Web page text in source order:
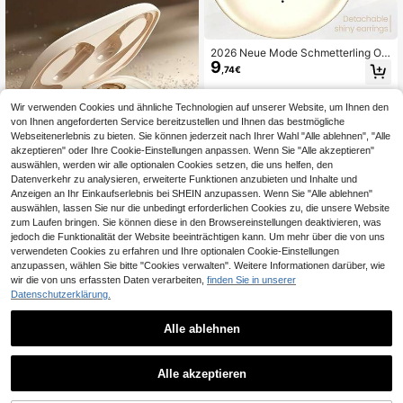
Global-FIEND DA
True Wireless Clip-On Schlaf-Ohrh
örer mit intelligenten Ohrstöpseln -
HIFI Dolby Bass Bluetooth 6.0 Ohr-
Clip Kopfhörer, hochauflösende Ste
reo-Anrufe, kompatibel mit Android,
Ohr-Clip Sport-Ohrhörer
8,93€
2026 Neue Mode Schmetterling Oh
rclip Bluetooth 6.0 Kopfhörer, Dame
n Open-Ear kabellose Nicht-In-Ear
Clip Kopfhörer, Mode Luxus elektro
plattiert HiFi Schwerer Bass, kompa
tibel mit iPhone und Android, geeign
et als Geschenk
9 ,74€
Wir verwenden Cookies und ähnliche Technologien auf unserer Website, um Ihnen den
von Ihnen angeforderten Service bereitzustellen und Ihnen das bestmögliche
Webseitenerlebnis zu bieten. Sie können jederzeit nach Ihrer Wahl "Alle ablehnen", "Alle
akzeptieren" oder Ihre Cookie-Einstellungen anpassen. Wenn Sie "Alle akzeptieren"
auswählen, werden wir alle optionalen Cookies setzen, die uns helfen, den
Datenverkehr zu analysieren, erweiterte Funktionen anzubieten und Inhalte und
Anzeigen an Ihr Einkaufserlebnis bei SHEIN anzupassen. Wenn Sie "Alle ablehnen"
auswählen, lassen Sie nur die unbedingt erforderlichen Cookies zu, die unsere Website
zum Laufen bringen. Sie können diese in den Browsereinstellungen deaktivieren, was
jedoch die Funktionalität der Website beeinträchtigen kann. Um mehr über die von uns
verwendeten Cookies zu erfahren und Ihre optionalen Cookie-Einstellungen
anzupassen, wählen Sie bitte "Cookies verwalten". Weitere Informationen darüber, wie
wir die von uns erfassten Daten verarbeiten, finden Sie in unserer
Datenschutzerklärung.
Alle ablehnen
Alle akzeptieren